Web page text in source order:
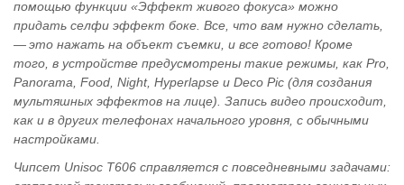
помощью функции «Эффект живого фокуса» можно
придать селфи эффект боке. Все, что вам нужно сделать,
— это нажать на объект съемки, и все готово! Кроме
того, в устройстве предусмотрены такие режимы, как Pro,
Panorama, Food, Night, Hyperlapse и Deco Pic (для создания
мультяшных эффектов на лице). Запись видео происходит,
как и в других телефонах начального уровня, с обычными
настройками.
Чипсет Unisoc T606 справляется с повседневными задачами: